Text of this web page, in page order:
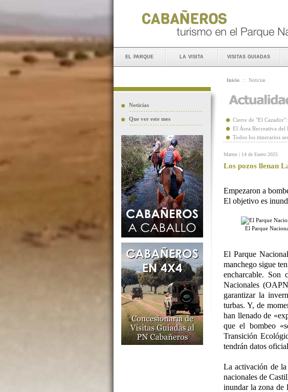
el parque la visita visitas guiadas
Noticias
Que ver este mes
Inicio :: Noticias
Cierre de "El
El Área Recreativa del
Todos los itinerarios
Martes | 14 de Enero 2025
Los pozos llenan
Empezaron a
El objetivo es
El Parque
El Parque
manchego sigue
encharcable. Son
Nacionales
garantizar la
turbas. Y, de
han llenado de
que el bombeo
Transición
tendrán datos
La activación de
nacionales de
inundar la zona de